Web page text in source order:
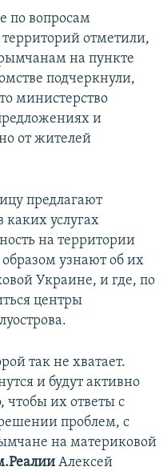
по вопросам
отметили,
на пункте
подчеркнули,
министерство
и
от жителей
предлагают
каких услугах
на территории
узнают об их
Украине, и где, по
центры
так не хватает.
и будут активно
чтобы их ответы с
проблем, с
на материковой
Алексей